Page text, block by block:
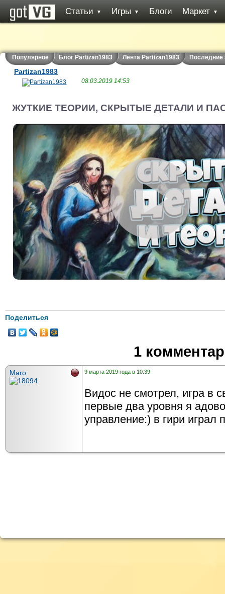
Статьи ▼ Игры ▼ Блоги Маркет ▼
Популярное Блог Partizan1983 Лента Partizan1983 Последние
Partizan1983
08.03.2019 14:53
ЖУТКИЕ ТЕОРИИ, СКРЫТЫЕ ДЕТАЛИ И
Поделиться
1
Maro 9 марта 2019 года в 10:39
Видос не смотрел, игра в
первые два уровня я
управление:) в гири играл